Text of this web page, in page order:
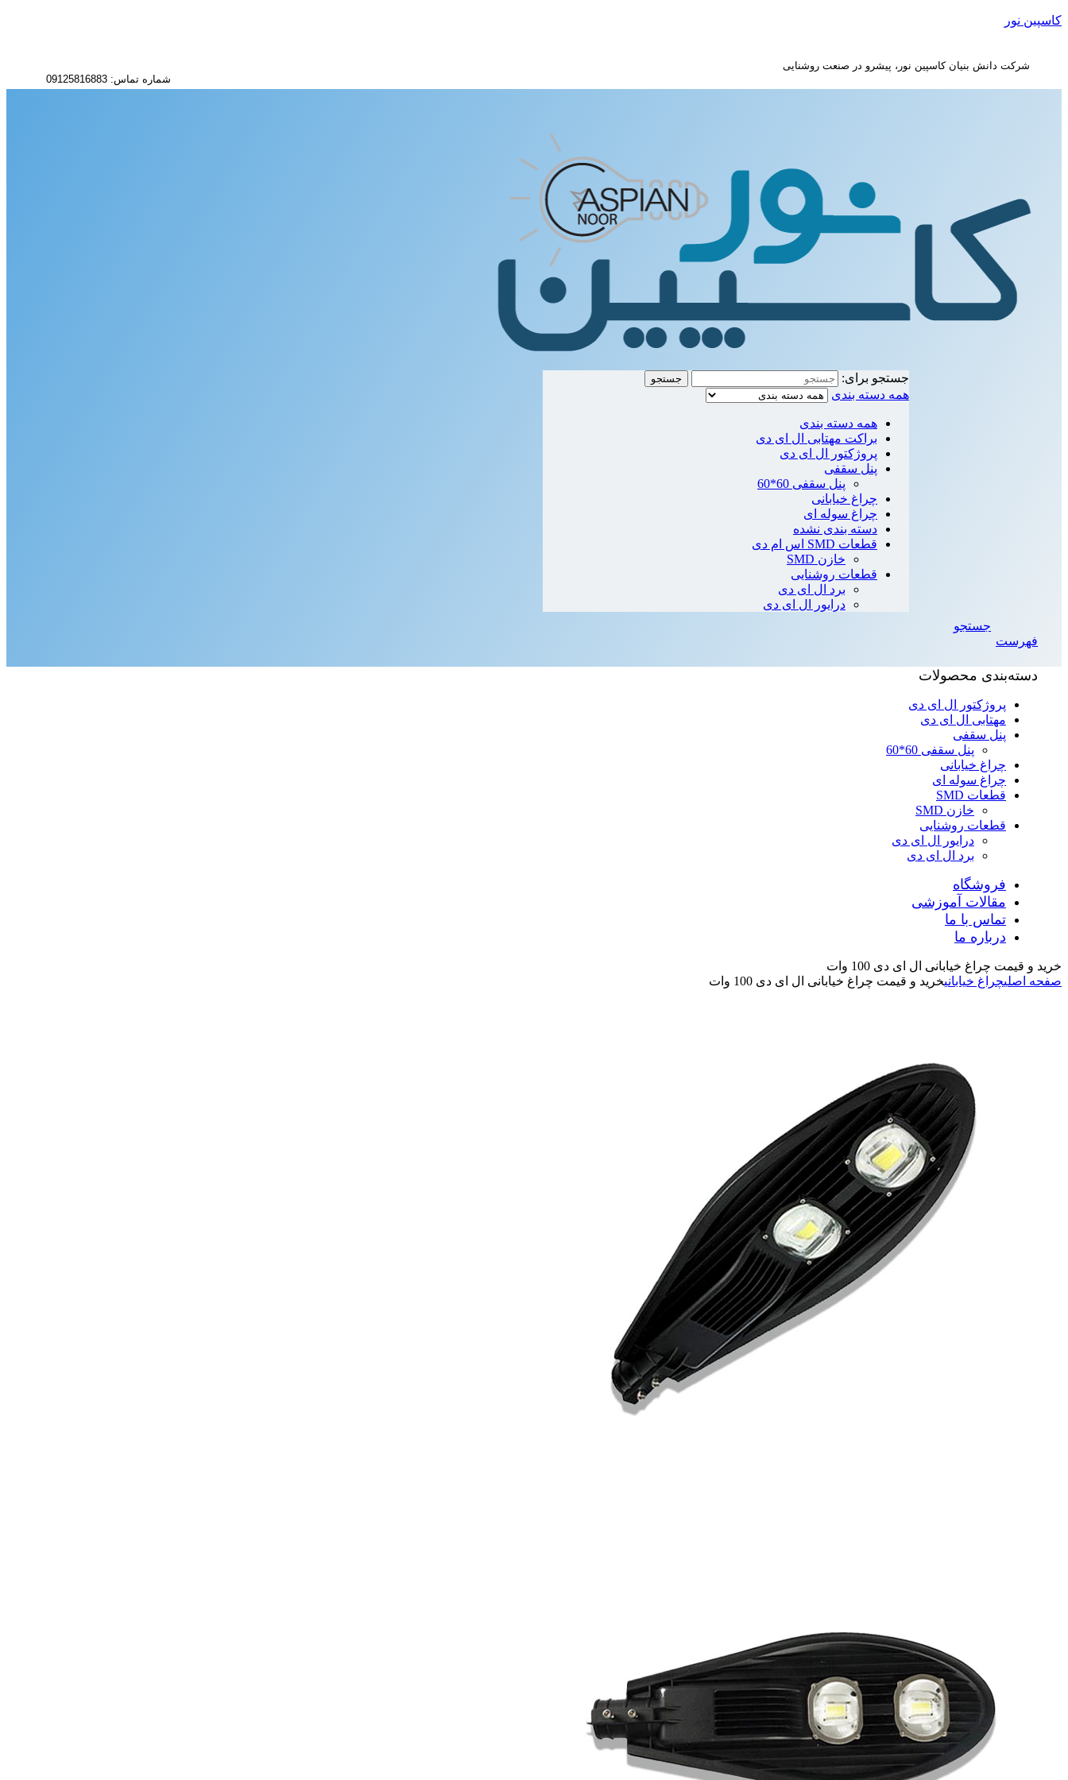
کاسپین نور
شرکت دانش بنیان کاسپین نور، پیشرو در صنعت روشنایی
شماره تماس: 09125816883
جستجو برای: جستجو
همه دسته بندی
همه دسته بندی
براکت مهتابی ال ای دی
پروژکتور ال ای دی
پنل سقفی
پنل سقفی 60*60
چراغ خیابانی
چراغ سوله ای
دسته بندی نشده
قطعات SMD اس ام دی
خازن SMD
قطعات روشنایی
برد ال ای دی
درایور ال ای دی
جستجو
فهرست
دسته‌بندی محصولات
پروژکتور ال ای دی
مهتابی ال ای دی
پنل سقفی
پنل سقفی 60*60
چراغ خیابانی
چراغ سوله ای
قطعات SMD
خازن SMD
قطعات روشنایی
درایور ال ای دی
برد ال ای دی
فروشگاه
مقالات آموزشی
تماس با ما
درباره ما
خرید و قیمت چراغ خیابانی ال ای دی 100 وات
صفحه اصلیچراغ خیابانیخرید و قیمت چراغ خیابانی ال ای دی 100 وات